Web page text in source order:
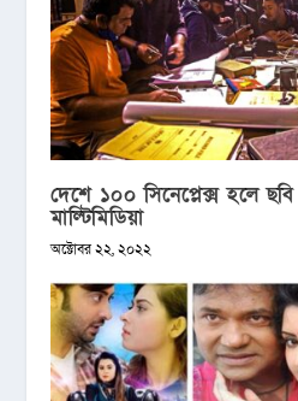
দেশে ১০০ সিনেপ্লেক্স হলে
মাল্টিমিডিয়া
অক্টোবর ২২, ২০২২